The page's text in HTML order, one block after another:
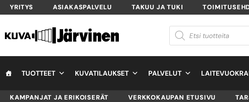
YRITYS ASIAKASPALVELU TAKUU JA TUKI
TUOTTEET KUVATILAUKSET PALVELUT
KAMPANJAT JA ERIKOISERÄT VERKKOKAUPAN ETUSIVU